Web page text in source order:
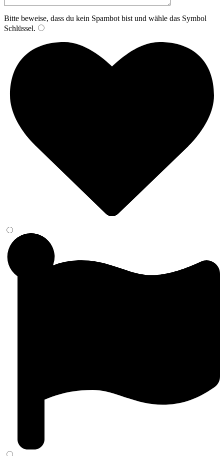
Bitte beweise, dass du kein Spambot bist und wähle das Symbol
Schlüssel.